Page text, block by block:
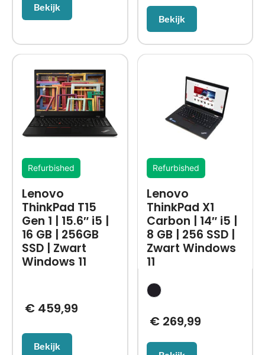
Bekijk
Bekijk
Refurbished
Lenovo
ThinkPad T15
Gen 1 | 15.6″ i5 |
16 GB | 256GB
SSD | Zwart
Windows 11
€459,99
Bekijk
Refurbished
Lenovo
ThinkPad X1
Carbon | 14″ i5 |
8 GB | 256 SSD |
Zwart Windows
11
€ 269,99